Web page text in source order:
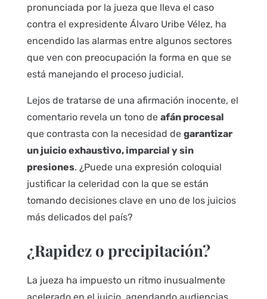
pronunciada por la jueza que lleva el caso
contra el expresidente Álvaro Uribe Vélez, ha
encendido las alarmas entre algunos sectores
que ven con preocupación la forma en que se
está manejando el proceso judicial.
Lejos de tratarse de una afirmación inocente, el
comentario revela un tono de afán procesal
que contrasta con la necesidad de garantizar
un juicio exhaustivo, imparcial y sin
presiones. ¿Puede una expresión coloquial
justificar la celeridad con la que se están
tomando decisiones clave en uno de los juicios
más delicados del país?
¿Rapidez o precipitación?
La jueza ha impuesto un ritmo inusualmente